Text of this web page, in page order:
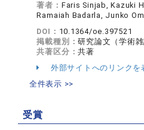
著者： Faris Sinjab, Kazuki
Ramaiah Badarla, Junko
DOI： 10.1364/oe.397521
掲載種別：研究論文（学術雑
共著区分：共著
外部サイトへのリンクを
全件表示 >>
受賞